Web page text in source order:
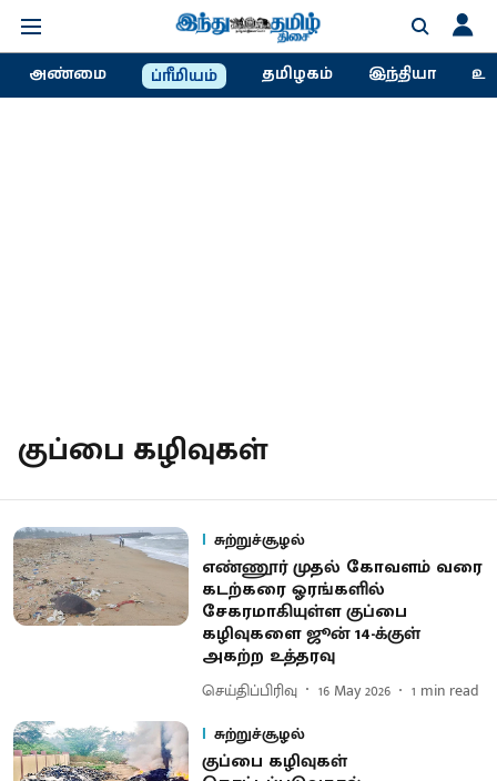
அண்மை ப்ரீமியம் தமிழகம் இந்தியா
குப்பை கழிவுகள்
சுற்றுச்சூழல்
எண்ணூர் முதல் கோவளம் வரை
கடற்கரை ஓரங்களில்
சேகரமாகியுள்ள குப்பை
கழிவுகளை ஜூன் 14-க்குள்
அகற்ற உத்தரவு
செய்திப்பிரிவு 16 May 2026 1 min read
சுற்றுச்சூழல்
குப்பை கழிவுகள்